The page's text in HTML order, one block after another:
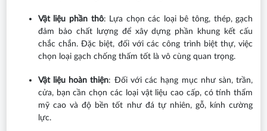
Vật liệu phần thô: Lựa chọn các loại bê tông, thép, gạch
đảm bảo chất lượng để xây dựng phần khung kết cấu
chắc chắn. Đặc biệt, đối với các công trình biệt thự, việc
chọn loại gạch chống thấm tốt là vô cùng quan trọng.
Vật liệu hoàn thiện: Đối với các hạng mục như sàn, trần,
cửa, bạn cần chọn các loại vật liệu cao cấp, có tính thẩm
mỹ cao và độ bền tốt như đá tự nhiên, gỗ, kính cường
lực.